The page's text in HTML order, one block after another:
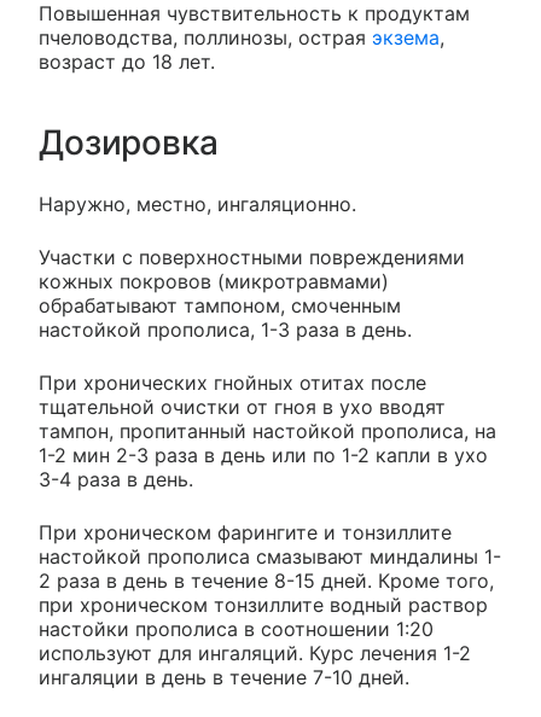
Повышенная чувствительность к продуктам
пчеловодства, поллинозы, острая экзема,
возраст до 18 лет.
Дозировка
Наружно, местно, ингаляционно.
Участки с поверхностными повреждениями
кожных покровов (микротравмами)
обрабатывают тампоном, смоченным
настойкой прополиса, 1-3 раза в день.
При хронических гнойных отитах после
тщательной очистки от гноя в ухо вводят
тампон, пропитанный настойкой прополиса, на
1-2 мин 2-3 раза в день или по 1-2 капли в ухо
3-4 раза в день.
При хроническом фарингите и тонзиллите
настойкой прополиса смазывают миндалины 1-
2 раза в день в течение 8-15 дней. Кроме того,
при хроническом тонзиллите водный раствор
настойки прополиса в соотношении 1:20
используют для ингаляций. Курс лечения 1-2
ингаляции в день в течение 7-10 дней.